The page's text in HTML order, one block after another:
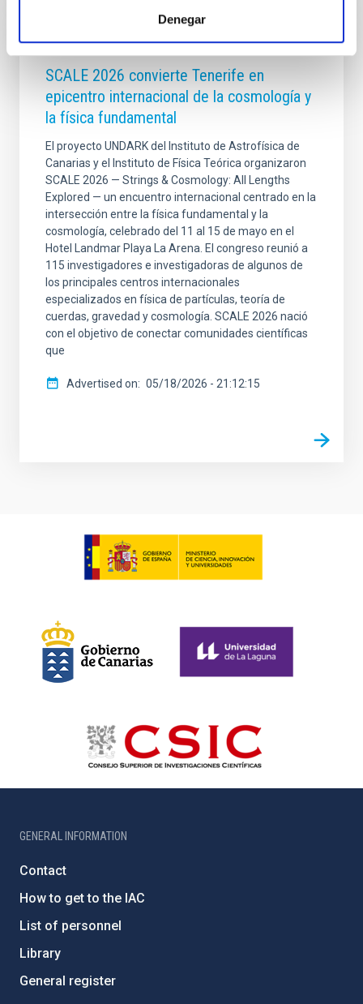
Denegar
PRESS RELEASE
SCALE 2026 convierte Tenerife en
epicentro internacional de la cosmología y
la física fundamental
El proyecto UNDARK del Instituto de Astrofísica de
Canarias y el Instituto de Física Teórica organizaron
SCALE 2026 — Strings & Cosmology: All Lengths
Explored — un encuentro internacional centrado en la
intersección entre la física fundamental y la
cosmología, celebrado del 11 al 15 de mayo en el
Hotel Landmar Playa La Arena. El congreso reunió a
115 investigadores e investigadoras de algunos de
los principales centros internacionales
especializados en física de partículas, teoría de
cuerdas, gravedad y cosmología. SCALE 2026 nació
con el objetivo de conectar comunidades científicas
que
Advertised on 05/18/2026 - 21:12:15
GENERAL INFORMATION
Contact
How to get to the IAC
List of personnel
Library
General register